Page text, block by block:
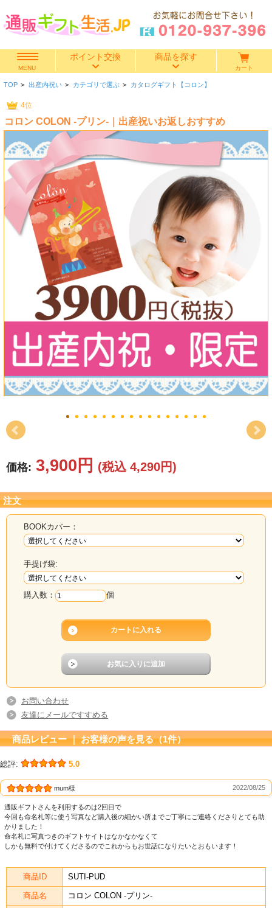
MENU
ポイント交換 商品を探す
香典返し
出産内祝い
結婚内祝い
結婚引き出物
出産祝い
初盆・新盆
お中元
プレゼント
長寿のお祝い
その他
カート
TOP > 出産内祝い > カテゴリで選ぶ > カタログギフト【コロン】
4位
コロン COLON -プリン-｜出産祝いお返しおすすめ
価格: 3,900円 (税込 4,290円)
注文
BOOKカバー：
手提げ袋:
購入数： 個
お問い合わせ
友達にメールですすめる
商品レビュー ｜ お客様の声を見る（1件）
総評: 5.0
mum様 2022/08/25
通販ギフトさんを利用するのは2回目で
今回も命名札等に使う写真など購入後の細かい所までご丁寧にご連絡くださりとても助
かりました！
命名札に写真つきのギフトサイトはなかなかなくて
しかも無料で付けてくださるのでこれからもお世話になりたいとおもいます！
商品ID SUTI-PUD
商品名 コロン COLON -プリン-